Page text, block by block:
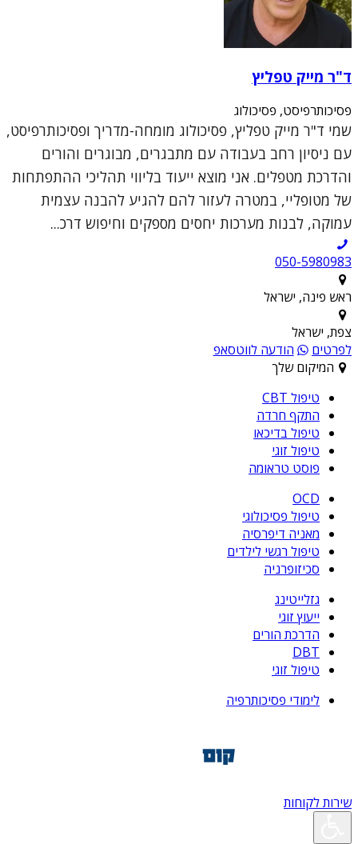
ד"ר מייק טפליץ
פסיכותרפיסט, פסיכולוג
שמי ד"ר מייק טפליץ, פסיכולוג מומחה-מדריך ופסיכותרפיסט,
עם ניסיון רחב בעבודה עם מתבגרים, מבוגרים והורים
והדרכת מטפלים. אני מוצא ייעוד בליווי תהליכי ההתפתחות
של מטופליי, במטרה לעזור להם להגיע להבנה עצמית
עמוקה, לבנות מערכות יחסים מספקים וחיפוש דרכ...
050-5980983
ראש פינה, ישראל
צפת, ישראל
לפרטים
הודעה לווטסאפ
המיקום שלך
טיפול CBT
התקף חרדה
טיפול בדיכאו
טיפול זוגי
פוסט טראומה
OCD
טיפול פסיכולוגי
מאניה דיפרסיה
טיפול רגשי לילדים
סכיזופרניה
גזלייטינג
ייעוץ זוגי
הדרכת הורים
DBT
טיפול זוגי
לימודי פסיכותרפיה
שירות לקוחות